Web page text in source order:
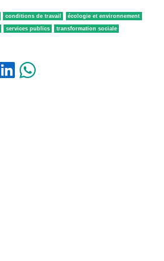
conditions de travail écologie et environnement
services publics transformation sociale